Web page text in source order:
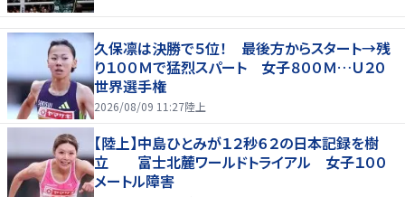
久保凛は決勝で５位！ 最後方からスタート→残
り１００Ｍで猛烈スパート 女子８００Ｍ…Ｕ２０
世界選手権
2026/08/09 11:27陸上
【陸上】中島ひとみが１２秒６２の日本記録を樹
立 富士北麓ワールドトライアル 女子１００
メートル障害